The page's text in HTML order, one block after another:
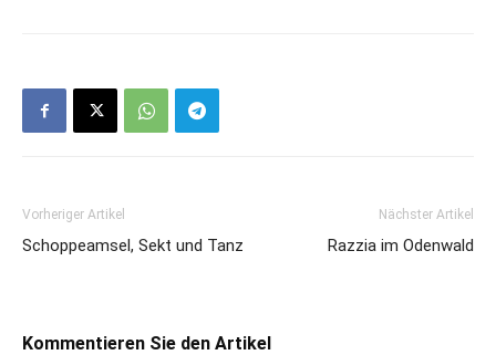
Vorheriger Artikel
Schoppeamsel, Sekt und Tanz
Nächster Artikel
Razzia im Odenwald
Kommentieren Sie den Artikel